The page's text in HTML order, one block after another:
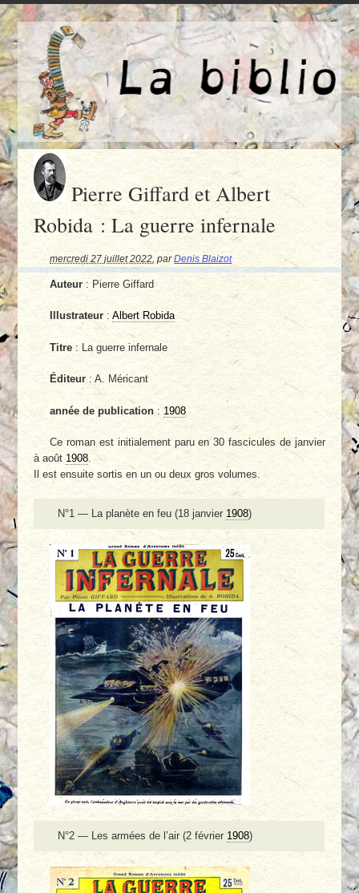
Pierre Giffard et Albert
Robida : La guerre infernale
mercredi 27 juillet 2022 ,parDenis Blaizot
Auteur: Pierre Giffard
Illustrateur :Albert Robida
Titre: La guerre infernale
Éditeur : A. Méricant
année de publication:1908
Ce roman est initialement paru en 30 fascicules de janvier
à août 1908.
Il est ensuite sortis en un ou deux gros volumes.
N°1 — La planète en feu (18 janvier 1908)
N°2 — Les armées de l’air (2 février 1908)